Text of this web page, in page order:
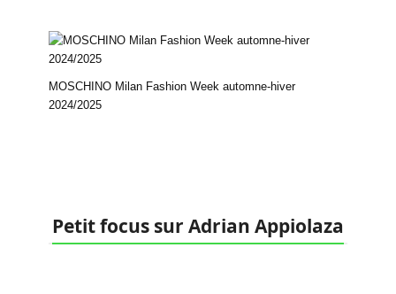
MOSCHINO Milan Fashion Week automne-hiver
2024/2025
Petit focus sur Adrian Appiolaza